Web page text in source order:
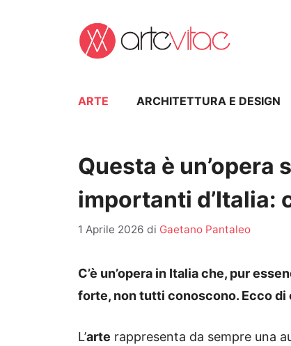
ARTE ARCHITETTURA E DESIGN
Questa è
importanti d’Italia:
1 Aprile 2026 di Gaetano Pantaleo
C’è un’opera in Italia che, pur
forte, non tutti conoscono. Ecco di
L’arte rappresenta da sempre una